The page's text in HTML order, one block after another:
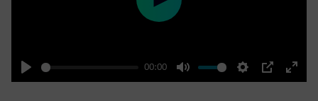
Play
00:00
Mute Settings
PIP
Enter
Play